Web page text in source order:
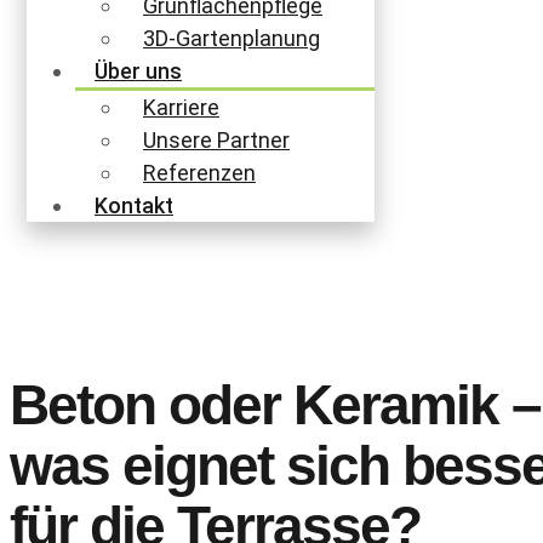
Grünflächenpflege
3D-Gartenplanung
Über uns
Karriere
Unsere Partner
Referenzen
Kontakt
Beton oder Keramik –
was eignet sich
für die Terrasse?